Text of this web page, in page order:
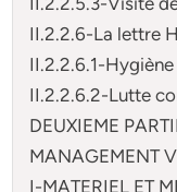
II.2.2.6-La lettre H
II.2.2.6.1-
II.2.2.6.2-Lutte
DEUXIEME
MANAGEMENT
I-MATERIEL ET